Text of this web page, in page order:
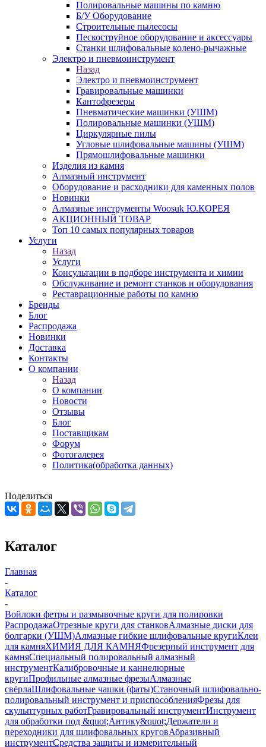
Полировальные машины по камню
Б/У Оборудование
Строительные пылесосы
Пескоструйное оборудование и аксессуары
Станки шлифовальные колено-рычажные
Электро и пневмоинструмент
Назад
Электро и пневмоинструмент
Гравировальные машинки
Кантофрезеры
Пневматические машинки (УШМ)
Полировальные машинки (УШМ)
Циркулярные пилы
Угловые шлифовальные машины (УШМ)
Прямошлифовальные машинки
Изделия из камня
Алмазный инструмент
Оборудование и расходники для каменных полов
Новинки
Алмазные инструменты Woosuk Ю.КОРЕЯ
АКЦИОННЫЙ ТОВАР
Топ 10 самых популярных товаров
Услуги
Назад
Услуги
Консультации в подборе инструмента и химии
Обслуживание и ремонт станков и оборудования
Реставрационные работы по камню
Бренды
Блог
Распродажа
Новинки
Доставка
Контакты
О компании
Назад
О компании
Новости
Отзывы
Блог
Поставщикам
Форум
Фотогалерея
Политика(обработка данных)
Поделиться
Каталог
Главная
-
Каталог
-
Войлоки фетры и размывочные круги для полировки
РаспродажаОтрезные круги для станковАлмазные диски для
болгарки (УШМ)Алмазные гибкие шлифовальные кругиКлеи
для камняХИМИЯ ДЛЯ КАМНЯФрезерный инструмент для
камняСпециальный полировальный алмазный
инструментКалибровочные и каннелюрные
кругиПрофильные алмазные фрезыАлмазные
свёрлаШлифовальные чашки (фаты)Станочный шлифовально-
полировальный инструмент и приспособленияФрезы для
скульптурных работГравировальный инструментИнструмент
для обработки под &quot;Антику&quot;Держатели и
переходники для шлифовальных круговАбразивный
инструментСредства защиты и измерительный